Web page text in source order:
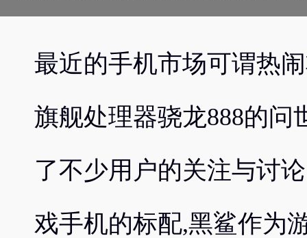
最近的手机市场可谓热
旗舰处理器骁龙888的问
了不少用户的关注与讨
戏手机的标配,黑鲨作为